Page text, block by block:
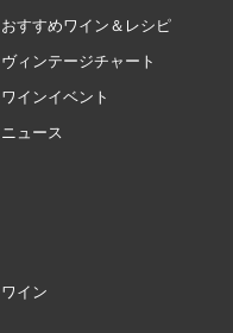
おすすめワイン＆レシピ
ヴィンテージチャート
ワインイベント
ニュース
ワイン